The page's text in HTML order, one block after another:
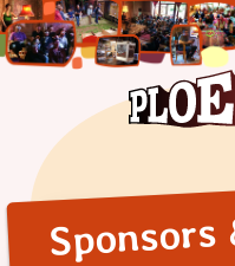
Skip
to
content
PLOEF!
Sponsors